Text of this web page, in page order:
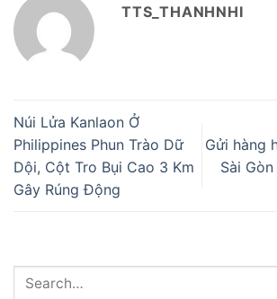
TTS_THANHNHI
Núi Lửa Kanlaon Ở
Philippines Phun Trào Dữ
Dội, Cột Tro Bụi Cao 3 Km
Gây Rúng Động
Gửi hàng
Sài